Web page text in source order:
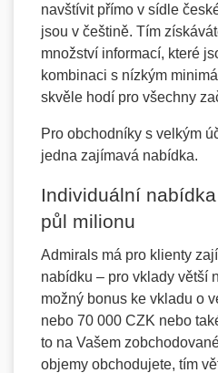
navštívit přímo v sídle
jsou v češtině. Tím
množství informací, které
kombinaci s nízkým
skvěle hodí pro všechny
Pro obchodníky s velkým
jedna zajímavá nabídka.
Individuální
půl milionu
Admirals má pro klienty
nabídku – pro vklady větší
možný bonus ke vkladu o
nebo 70 000 CZK nebo
to na Vašem
objemy obchodujete, tím